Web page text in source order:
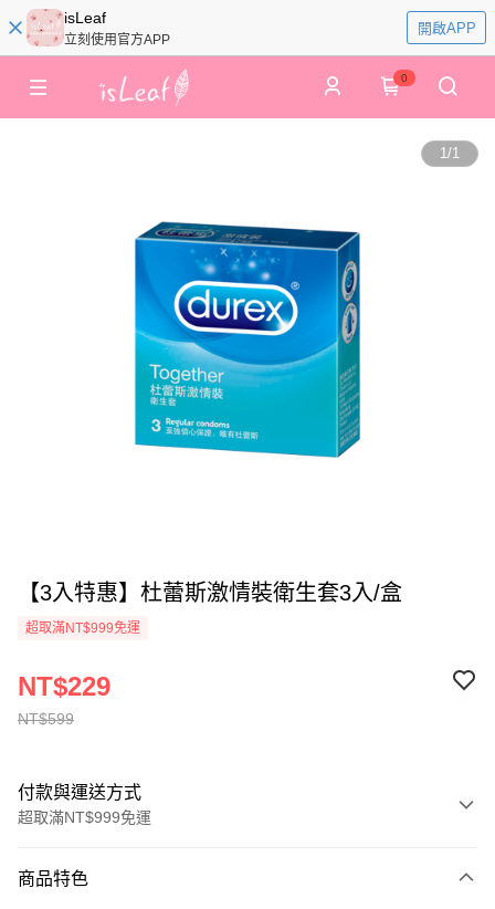
isLeaf
立刻使用官方APP
開啟APP
0
1/1
【3入特惠】杜蕾斯激情裝衛生套3入/盒
超取滿NT$999免運
NT$599
NT$229
付款與運送方式
超取滿NT$999免運
信用卡一次付款
商品特色